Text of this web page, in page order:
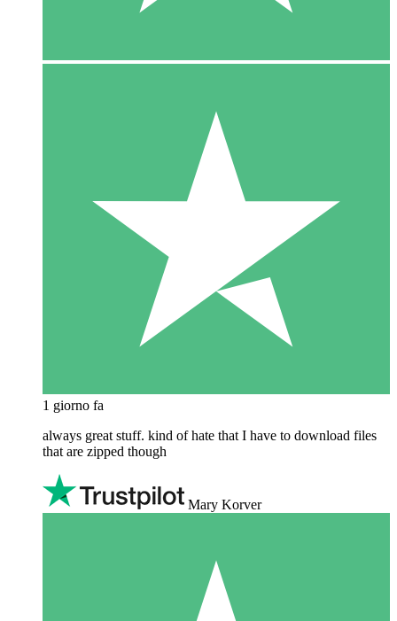
1 giorno fa
always great stuff. kind of hate that I have to download files
that are zipped though
Mary Korver